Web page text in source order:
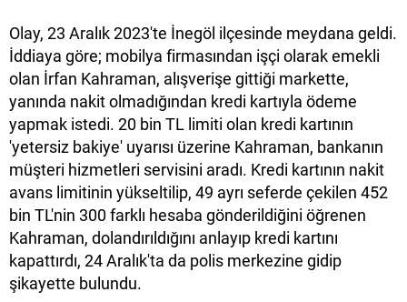
Olay, 23 Aralık 2023'te İnegöl ilçesinde meydana geldi.
İddiaya göre; mobilya firmasından işçi olarak emekli
olan İrfan Kahraman, alışverişe gittiği markette,
yanında nakit olmadığından kredi kartıyla ödeme
yapmak istedi. 20 bin TL limiti olan kredi kartının
'yetersiz bakiye' uyarısı üzerine Kahraman, bankanın
müşteri hizmetleri servisini aradı. Kredi kartının nakit
avans limitinin yükseltilip, 49 ayrı seferde çekilen 452
bin TL'nin 300 farklı hesaba gönderildiğini öğrenen
Kahraman, dolandırıldığını anlayıp kredi kartını
kapattırdı, 24 Aralık'ta da polis merkezine gidip
şikayette bulundu.